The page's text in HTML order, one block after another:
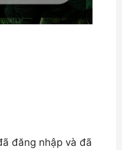
đăng nhập và đã